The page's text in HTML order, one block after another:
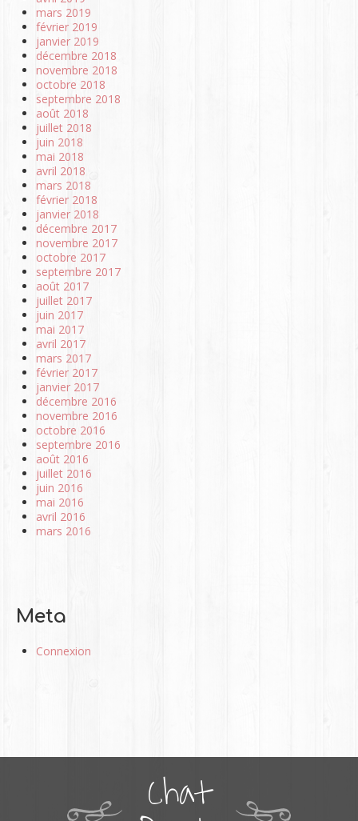
mars 2019
février 2019
janvier 2019
décembre 2018
novembre 2018
octobre 2018
septembre 2018
août 2018
juillet 2018
juin 2018
mai 2018
avril 2018
mars 2018
février 2018
janvier 2018
décembre 2017
novembre 2017
octobre 2017
septembre 2017
août 2017
juillet 2017
juin 2017
mai 2017
avril 2017
mars 2017
février 2017
janvier 2017
décembre 2016
novembre 2016
octobre 2016
septembre 2016
août 2016
juillet 2016
juin 2016
mai 2016
avril 2016
mars 2016
Meta
Connexion
Chat